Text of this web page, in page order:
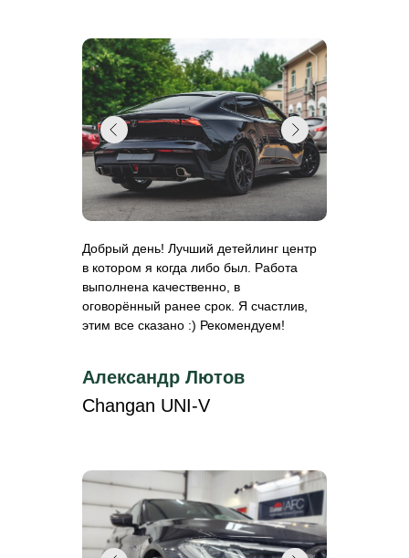
Добрый день! Лучший детейлинг центр
в котором я когда либо был. Работа
выполнена качественно, в
оговорённый ранее срок. Я счастлив,
этим все сказано :) Рекомендуем!
Александр Лютов
Changan UNI-V